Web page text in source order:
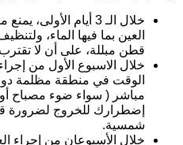
خلال الـ 3 أيام
العين بما فيها الماء،
قطن مبللة، على أن لا تقترب
خلال الاسبوع الأول من إجراء
الوقت في منطقة مظلمة
مباشر ( سواء ضوء مصباح
إضطرارك للخروج لضرورة
شمسية.
خلال الأسبوعان من إجراء